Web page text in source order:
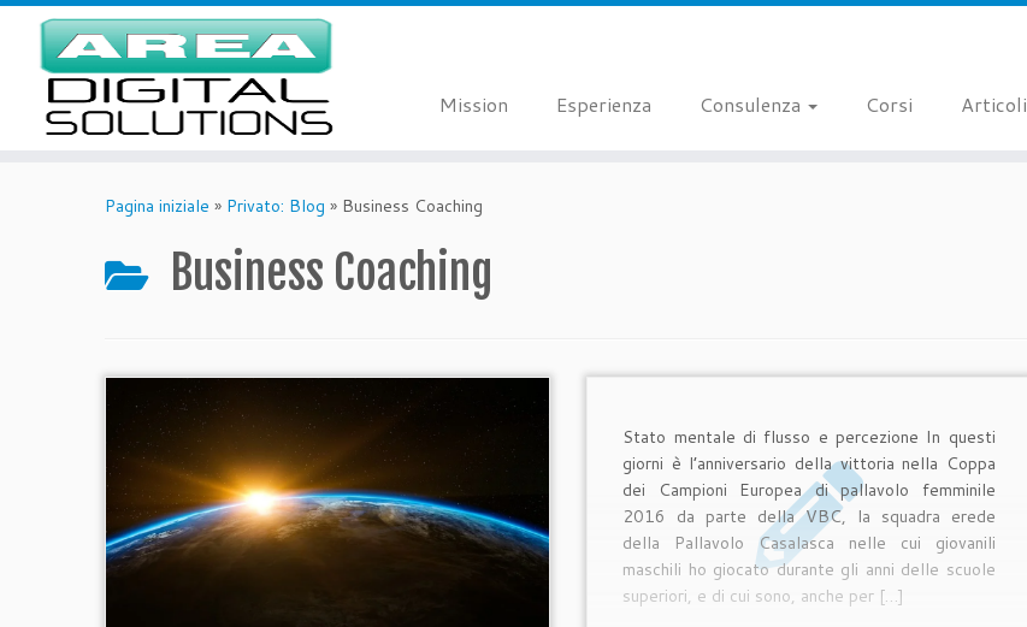
Mission Esperienza Consulenza Corsi Articoli
Pagina iniziale » Privato: Blog » Business Coaching
Business Coaching
Stato mentale di flusso e percezione In questi
giorni è l’anniversario della vittoria nella Coppa
dei Campioni Europea di pallavolo femminile
2016 da parte della VBC, la squadra erede
della Pallavolo Casalasca nelle cui giovanili
maschili ho giocato durante gli anni delle scuole
superiori, e di cui sono, anche per […]